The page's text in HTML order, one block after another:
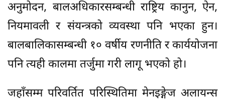
अनुमोदन, बालअधिकारसम्बन्धी राष्ट्रिय कानुन, ऐन,
नियमावली र संयन्त्रको व्यवस्था पनि भएका हुन।
बालबालिकासम्बन्धी १० वर्षीय रणनीति र कार्ययोजना
पनि त्यही कालमा तर्जुमा गरी लागू भएको हो।
जहाँसम्म परिवर्तित परिस्थितिमा मेनइङ्गेज अलायन्स